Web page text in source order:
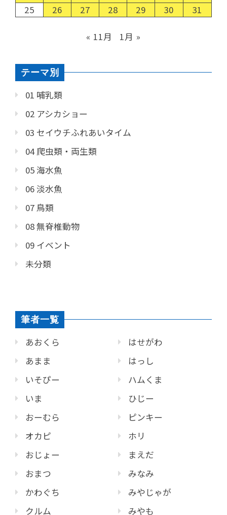
25
26 27 28 29 30 31
« 11月 1月 »
テーマ別
01 哺乳類
02 アシカショー
03 セイウチふれあいタイム
04 爬虫類・両生類
05 海水魚
06 淡水魚
07 鳥類
08 無脊椎動物
09 イベント
未分類
筆者一覧
あおくら
あまま
いそぴー
いま
おーむら
オカピ
おじょー
おまつ
かわぐち
クルム
はせがわ
はっし
ハムくま
ひじー
ピンキー
ホリ
まえだ
みなみ
みやじゃが
みやも